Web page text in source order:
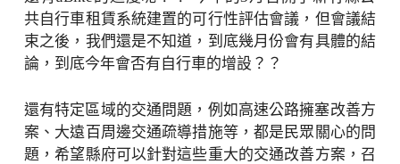
共自行車租賃系統建置的可行性評估會議，但會議結
束之後，我們還是不知道，到底幾月份會有具體的結
論，到底今年會否有自行車的增設？？
還有特定區域的交通問題，例如高速公路擁塞改善方
案、大遠百周邊交通疏導措施等，都是民眾關心的問
題，希望縣府可以針對這些重大的交通改善方案，召